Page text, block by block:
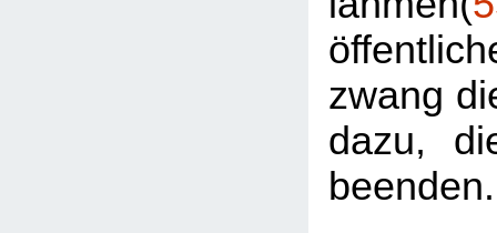
zwang
dazu,
beenden.